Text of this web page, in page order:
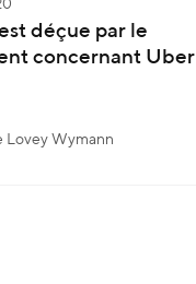
déçue par le
concernant Uber
Lovey Wymann